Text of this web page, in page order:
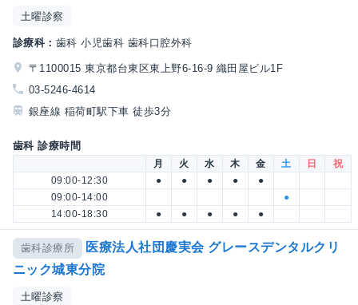
土曜診察
診療科： 歯科 小児歯科 歯科口腔外科
〒1100015 東京都台東区東上野6-16-9 織田屋ビル1F
03-5246-4614
銀座線 稲荷町駅下車 徒歩3分
歯科 診療時間
月 火 水 木 金 土 日
祝
09:00-12:30
● ● ● ●
●
09:00-14:00
●
14:00-18:30
● ● ● ● ●
歯科診療所
医療法人社団慶実会 グレースデンタルクリ
ニック城東分院
土曜診察